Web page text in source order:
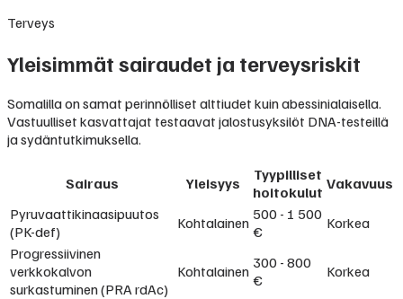
Terveys
Yleisimmät sairaudet ja terveysriskit
Somalilla on samat perinnölliset alttiudet kuin abessinialaisella.
Vastuulliset kasvattajat testaavat jalostusyksilöt DNA-testeillä
ja sydäntutkimuksella.
Sairaus Yleisyys
Tyypilliset
hoitokulut Vakavuus
Pyruvaattikinaasipuutos
(PK-def)
Kohtalainen 500 - 1 500
€
Korkea
Progressiivinen
verkkokalvon
surkastuminen (PRA rdAc)
Kohtalainen 300 - 800
€
Korkea